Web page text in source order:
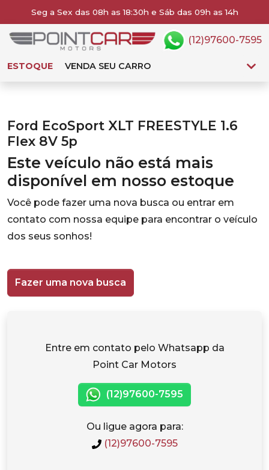
Seg a Sex das 08h as 18:30h e Sáb das 09h as 14h
ESTOQUE VENDA SEU CARRO
(12)97600-7595
Ford EcoSport XLT FREESTYLE 1.6
Flex 8V 5p
Este veículo não está mais
disponível em nosso estoque
Você pode fazer uma nova busca ou entrar em
contato com nossa equipe para encontrar o veículo
dos seus sonhos!
Fazer uma nova busca
Entre em contato pelo Whatsapp da
Point Car Motors
(12)97600-7595
Ou ligue agora para:
(12)97600-7595